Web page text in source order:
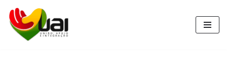
Pular
para